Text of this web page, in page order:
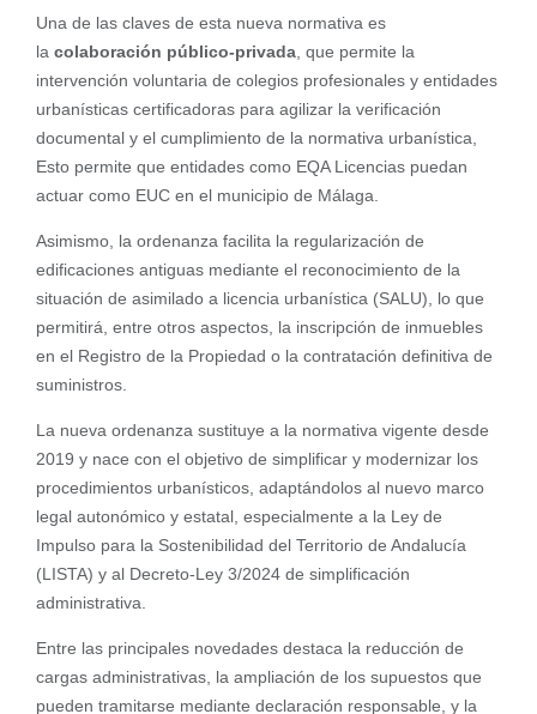
Una de las claves de esta nueva normativa es
la colaboración público-privada , que permite la
intervención voluntaria de colegios profesionales y entidades
urbanísticas certificadoras para agilizar la verificación
documental y el cumplimiento de la normativa urbanística,
Esto permite que entidades como EQA Licencias puedan
actuar como EUC en el municipio de Málaga.
Asimismo, la ordenanza facilita la regularización de
edificaciones antiguas mediante el reconocimiento de la
situación de asimilado a licencia urbanística (SALU), lo que
permitirá, entre otros aspectos, la inscripción de inmuebles
en el Registro de la Propiedad o la contratación definitiva de
suministros.
La nueva ordenanza sustituye a la normativa vigente desde
2019 y nace con el objetivo de simplificar y modernizar los
procedimientos urbanísticos, adaptándolos al nuevo marco
legal autonómico y estatal, especialmente a la Ley de
Impulso para la Sostenibilidad del Territorio de Andalucía
(LISTA) y al Decreto-Ley 3/2024 de simplificación
administrativa.
Entre las principales novedades destaca la reducción de
cargas administrativas, la ampliación de los supuestos que
pueden tramitarse mediante declaración responsable, y la